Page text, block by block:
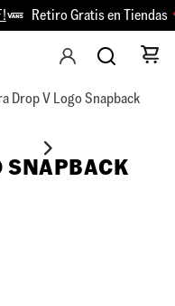
Retiro Gratis en Tiendas
Drop V Logo Snapback
SNAPBACK